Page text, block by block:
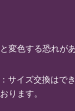
変色する恐れがあ
サイズ交換は
ります。